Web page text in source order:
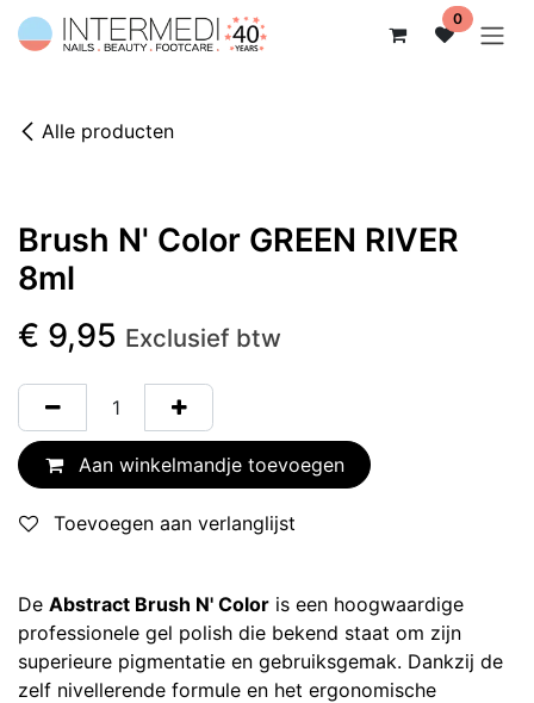
Overslaan naar inhoud 0
Alle producten
Brush N' Color GREEN RIVER
8ml
De Abstract Brush N' Color is een hoogwaardige
professionele gel polish die bekend staat om zijn
superieure pigmentatie en gebruiksgemak. Dankzij de
zelf nivellerende formule en het ergonomische
€ 9,95 Exclusief btw
Aan winkelmandje toevoegen
Toevoegen aan verlanglijst